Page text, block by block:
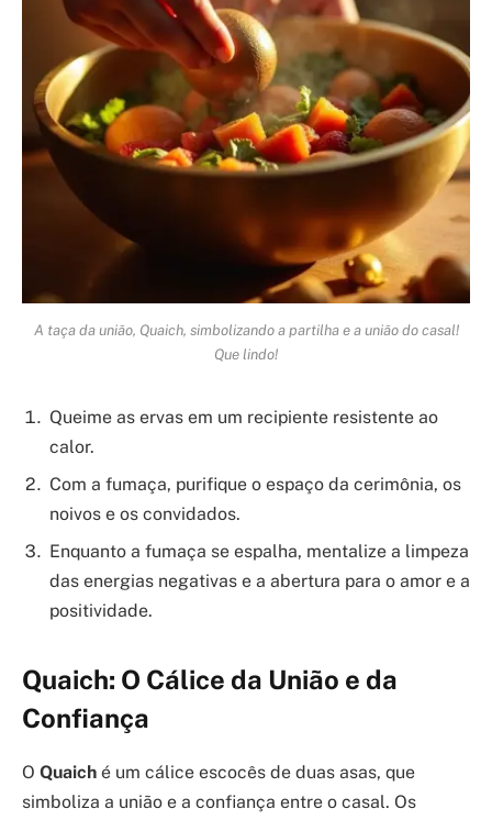
A taça da união, Quaich, simbolizando a partilha e a união do casal!
Que lindo!
Queime as ervas em um recipiente resistente ao
calor.
Com a fumaça, purifique o espaço da cerimônia, os
noivos e os convidados.
Enquanto a fumaça se espalha, mentalize a limpeza
das energias negativas e a abertura para o amor e a
positividade.
Quaich: O Cálice da União e da
Confiança
O Quaich é um cálice escocês de duas asas, que
simboliza a união e a confiança entre o casal. Os